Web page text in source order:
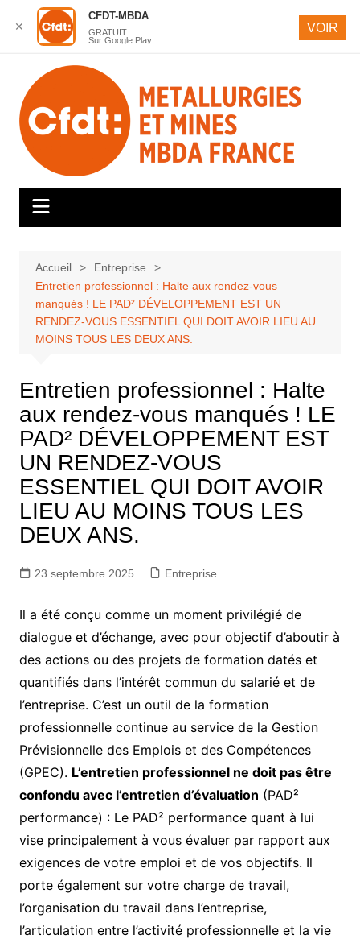
contenu
Accueil
Entreprise
Entretien professionnel : Halte aux rendez-vous
manqués ! LE PAD² DÉVELOPPEMENT EST UN
RENDEZ-VOUS ESSENTIEL QUI DOIT AVOIR LIEU AU
MOINS TOUS LES DEUX ANS.
Entretien professionnel : Halte
aux rendez-vous manqués ! LE
PAD² DÉVELOPPEMENT EST
UN RENDEZ-VOUS
ESSENTIEL QUI DOIT AVOIR
LIEU AU MOINS TOUS LES
DEUX ANS.
23 septembre 2025 Entreprise
Il a été conçu comme un moment privilégié de
dialogue et d’échange, avec pour objectif d’aboutir à
des actions ou des projets de formation datés et
quantifiés dans l’intérêt commun du salarié et de
l’entreprise. C’est un outil de la formation
professionnelle continue au service de la Gestion
Prévisionnelle des Emplois et des Compétences
(GPEC). L’entretien professionnel ne doit pas être
confondu avec l’entretien d’évaluation (PAD²
performance) : Le PAD² performance quant à lui
vise principalement à vous évaluer par rapport aux
exigences de votre emploi et de vos objectifs. Il
porte également sur votre charge de travail,
l’organisation du travail dans l’entreprise,
l’articulation entre l’activité professionnelle et la vie
✕
CFDT-MBDA
GRATUIT
Sur Google Play
VOIR